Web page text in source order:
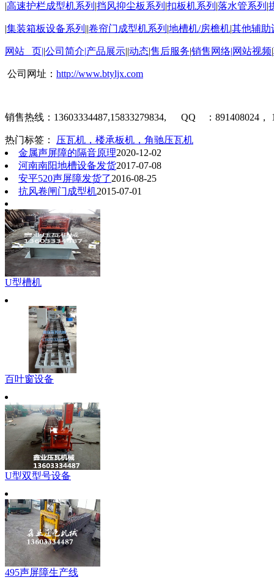
|高速护栏成型机系列 |挡风抑尘板系列 |扣板机系列 |落水管系列 |
|集装箱板设备系列 ||卷帘门成型机系列 |地槽机/房檐机|其他辅助
网站 页||公司简介|产品展示||动态|售后服务|销售网络|网站视频|
公司网址： http://www.btyljx.com
销售热线： 13603334487,15833279834, QQ ： 891408024 ，
热门标签： 压瓦机，楼承板机，角驰压瓦机
金属声屏障的隔音原理2020-12-02
河南南阳地槽设备发货2017-07-08
安平520声屏障发货了2016-08-25
抗风卷闸门成型机2015-07-01
U型槽机
百叶窗设备
U型双型号设备
495声屏障生产线